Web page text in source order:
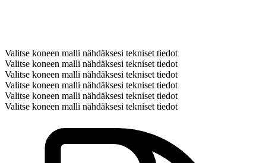
Valitse koneen malli nähdäksesi tekniset tiedot
Valitse koneen malli nähdäksesi tekniset tiedot
Valitse koneen malli nähdäksesi tekniset tiedot
Valitse koneen malli nähdäksesi tekniset tiedot
Valitse koneen malli nähdäksesi tekniset tiedot
Valitse koneen malli nähdäksesi tekniset tiedot